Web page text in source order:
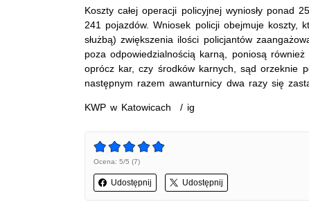
Koszty całej operacji policyjnej wyniosły ponad
241 pojazdów. Wniosek policji obejmuje koszty,
służbą) zwiększenia ilości policjantów
poza odpowiedzialnością karną, poniosą
oprócz kar, czy środków karnych, sąd orzeknie
następnym razem awanturnicy dwa razy się
KWP w Katowicach / ig
Ocena: 5/5 (7)
Udostępnij Udostępnij